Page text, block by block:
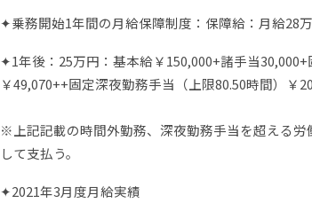
✦乗務開始1年間の月給保障制度：保障給：月給28
✦1年後：25万円：基本給￥150,000+諸手当30,000+
￥49,070++固定深夜勤務手当（上限80.50時間）￥
※上記記載の時間外勤務、深夜勤務手当を超える
して支払う。
✦2021年3月度月給実績